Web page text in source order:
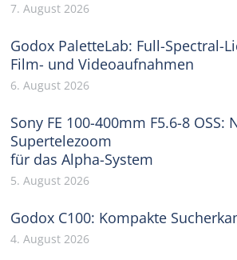
7. August 2026
Godox PaletteLab: Full-Spectral-
Film- und Videoaufnahmen
6. August 2026
Sony FE 100-400mm F5.6-8 OSS:
Supertelezoom
für das Alpha-System
5. August 2026
Godox C100: Kompakte
4. August 2026